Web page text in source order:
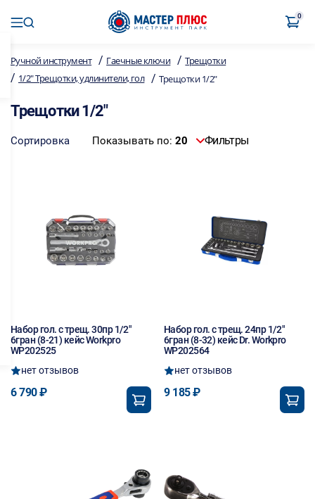
0
Ручной инструмент / Гаечные ключи /Трещотки
/ 1/2" Трещотки, удлинители, гол /Трещотки 1/2"
Трещотки 1/2"
Сортировка Показывать по: 20 Фильтры
Набор гол. с трещ. 30пр 1/2"
6гран (8-21) кейс Workpro
WP202525
нет отзывов
6 790 ₽
Набор гол. с трещ. 24пр 1/2"
6гран (8-32) кейс Dr. Workpro
WP202564
нет отзывов
9 185 ₽